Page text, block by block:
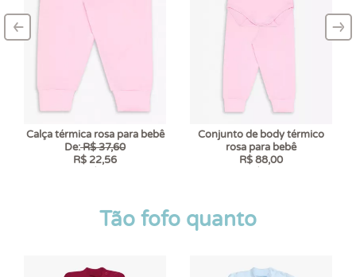
Calça térmica rosa para bebê
De:R$ 37,60
R$ 22,56
Conjunto de body térmico
rosa para bebê
R$ 88,00
–
‹ –
›
Tão fofo quanto